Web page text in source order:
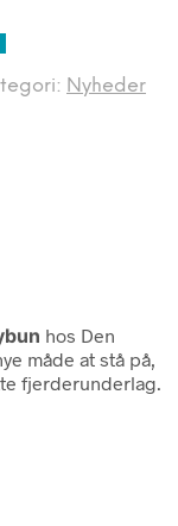
Nyheder
hos Den
måde at stå på,
fjerderunderlag.